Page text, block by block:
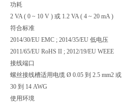
功耗
2 VA ( 0 ~ 10 V ) 或 1.2 VA ( 4 ~ 20 mA )
符合标准
2014/30/EU EMC ; 2014/35/EU 低电压
2011/65/EU RoHS II ; 2012/19/EU WEEE
接线端口
螺丝接线槽适用电缆 Ø 0.05 到 2.5 mm2 或
30 到 14 AWG
使用环境